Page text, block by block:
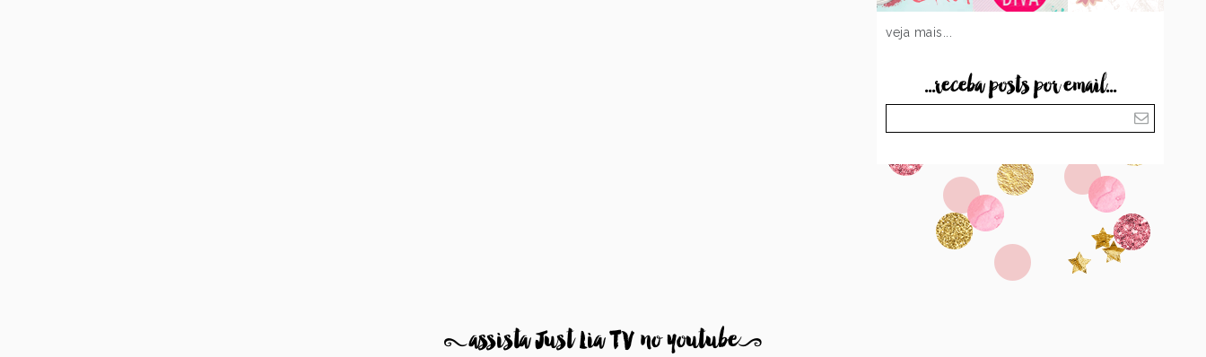
veja mais...
...receba posts por email...
8assista Just Lia TV no youtube9